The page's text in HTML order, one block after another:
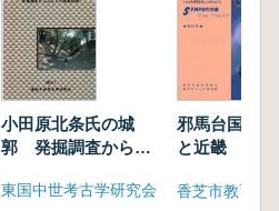
小田原北条氏の城
郭 発掘調査からみ
東国中世考古学研究会
邪馬台国時
と近畿